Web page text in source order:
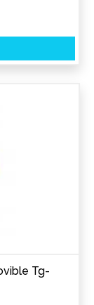
Tg-